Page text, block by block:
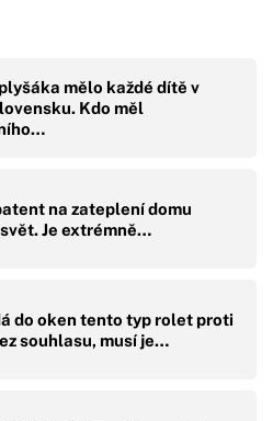
mělo každé dítě v
Kdo měl
na zateplení domu
Je extrémně…
do oken tento typ rolet proti
souhlasu, musí je…